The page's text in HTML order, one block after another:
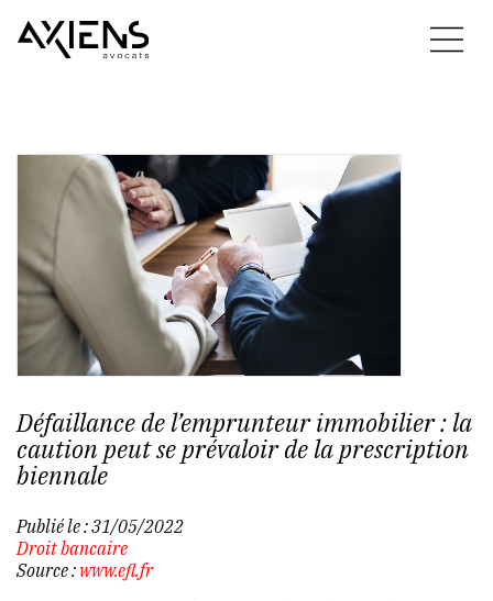
Défaillance de l’emprunteur immobilier : la
caution peut se prévaloir de la prescription
biennale
Publié le :31/05/2022
Droit bancaire
Source : www.efl.fr